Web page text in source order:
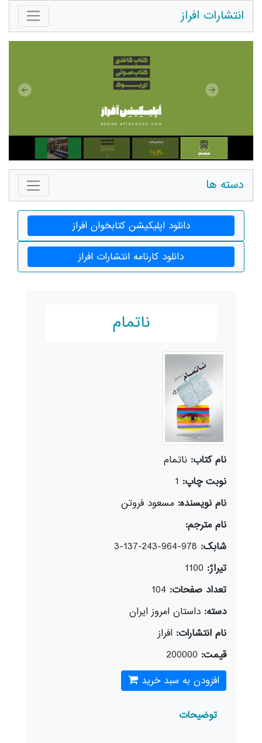
انتشارات افراز
دسته ها
دانلود اپلیکیشن کتابخوان افراز
دانلود کارنامه انتشارات افراز
ناتمام
نام کتاب: ناتمام
نوبت چاپ: 1
نام نویسنده: مسعود فروتن
نام مترجم:
شابک: 978-964-243-137-3
تیراژ: 1100
تعداد صفحات: 104
دسته: داستان امروز ایران
نام انتشارات: افراز
قیمت: 200000
افزودن به سبد خرید
توضیحات